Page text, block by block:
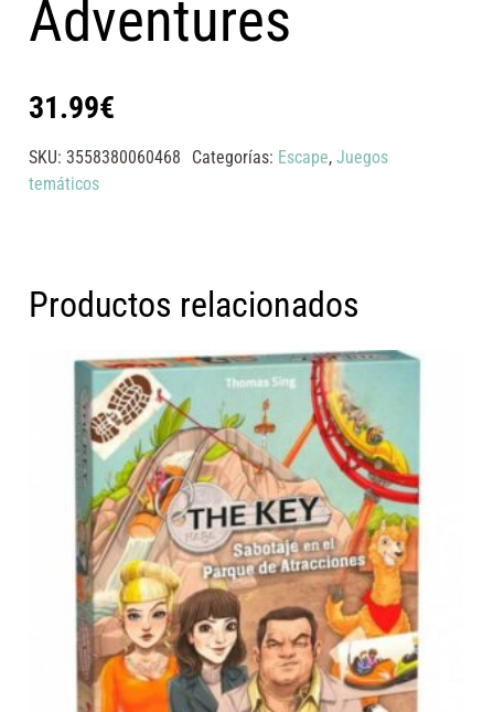
Adventures
31.99€
SKU:3558380060468 Categorías: Escape, Juegos
temáticos
Productos relacionados